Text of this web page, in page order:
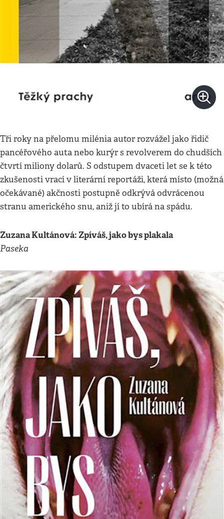
Tři roky na přelomu milénia autor rozvážel jako řidič
pancéřového auta nebo kurýr s revolverem do chudších
čtvrtí miliony dolarů. S odstupem dvaceti let se k této
zkušenosti vrací v literární reportáži, která místo (možná
očekávané) akčnosti postupně odkrývá odvrácenou
stranu amerického snu, aniž jí to ubírá na spádu.
Zuzana Kultánová: Zpíváš, jako bys plakala
Paseka